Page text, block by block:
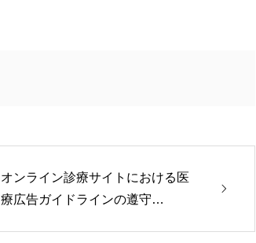
オンライン診療サイトにおける医
療広告ガイドラインの遵守…